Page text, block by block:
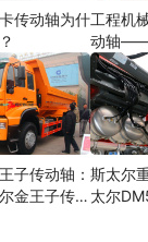
传动轴为什工程机
动轴——
子传动轴：
金王子传动
斯太尔
太尔